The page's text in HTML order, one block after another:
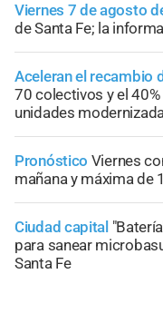
Viernes 7 de agosto
de Santa Fe; la
Aceleran el recambio
70 colectivos y el
unidades
Pronóstico Viernes
mañana y máxima de
Ciudad capital
para sanear
Santa Fe